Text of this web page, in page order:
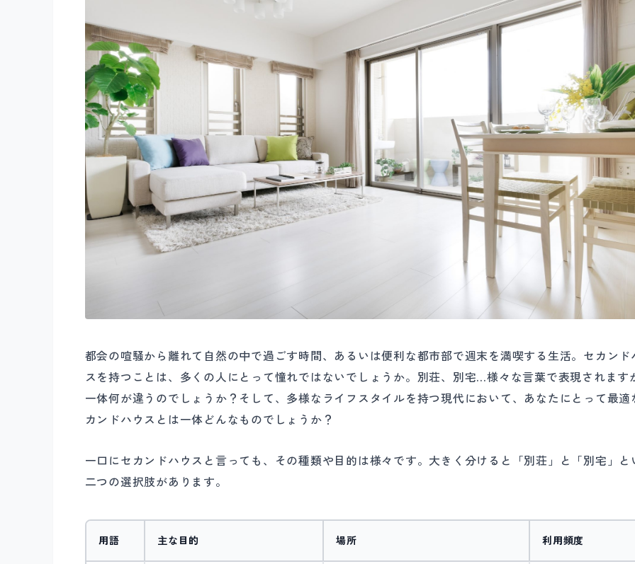
都会の喧騒から離れて自然の中で過ごす時間、あるいは便利な都市部で週末を満喫する生活。セカンド
スを持つことは、多くの人にとって憧れではないでしょうか。別荘、別宅…様々な言葉で表現されます
一体何が違うのでしょうか？そして、多様なライフスタイルを持つ現代において、あなたにとって最適
カンドハウスとは一体どんなものでしょうか？
一口にセカンドハウスと言っても、その種類や目的は様々です。大きく分けると「別荘」と「別宅」と
二つの選択肢があります。
用語 主な目的 場所 利用頻度